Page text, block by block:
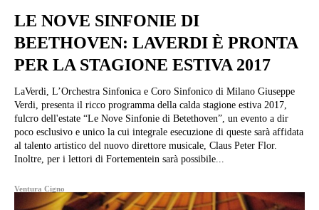
LE NOVE SINFONIE DI
BEETHOVEN: LAVERDI È PRONTA
PER LA STAGIONE ESTIVA 2017
LaVerdi, L’Orchestra Sinfonica e Coro Sinfonico di Milano Giuseppe
Verdi, presenta il ricco programma della calda stagione estiva 2017,
fulcro dell'estate “Le Nove Sinfonie di Betethoven”, un evento a dir
poco esclusivo e unico la cui integrale esecuzione di queste sarà affidata
al talento artistico del nuovo direttore musicale, Claus Peter Flor.
Inoltre, per i lettori di Fortementein sarà possibile...
Ventura Cigno